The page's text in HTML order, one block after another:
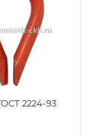
2224-93